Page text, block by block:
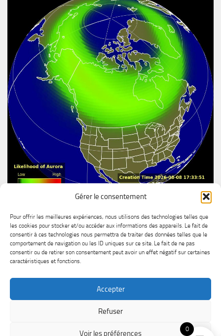
Gérer le consentement
Pour offrir les meilleures expériences, nous utilisons des technologies telles que
les cookies pour stocker et/ou accéder aux informations des appareils. Le fait de
consentir à ces technologies nous permettra de traiter des données telles que le
comportement de navigation ou les ID uniques sur ce site. Le fait de ne pas
consentir ou de retirer son consentement peut avoir un effet négatif sur certaines
caractéristiques et fonctions.
Accepter
Refuser
Voir les préférences
0